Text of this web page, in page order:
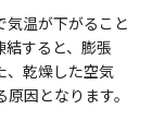
気温が下がること
すると、膨張
、乾燥した空気
因となります。